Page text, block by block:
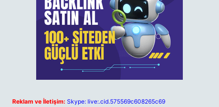
Reklam ve İletişim: Skype: live:.cid.575569c608265c69